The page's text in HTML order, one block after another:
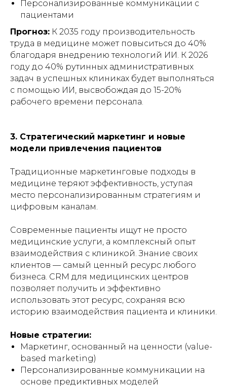
Персонализированные коммуникации с
пациентами
Прогноз: К 2035 году производительность
труда в медицине может повыситься до 40%
благодаря внедрению технологий ИИ. К 2026
году до 40% рутинных административных
задач в успешных клиниках будет выполняться
с помощью ИИ, высвобождая до 15-20%
рабочего времени персонала.
3. Стратегический маркетинг и новые
модели привлечения пациентов
Традиционные маркетинговые подходы в
медицине теряют эффективность, уступая
место персонализированным стратегиям и
цифровым каналам.
Современные пациенты ищут не просто
медицинские услуги, а комплексный опыт
взаимодействия с клиникой. Знание своих
клиентов — самый ценный ресурс любого
бизнеса. CRM для медицинских центров
позволяет получить и эффективно
использовать этот ресурс, сохраняя всю
историю взаимодействия пациента и клиники.
Новые стратегии:
Маркетинг, основанный на ценности (value-
based marketing)
Персонализированные коммуникации на
основе предиктивных моделей